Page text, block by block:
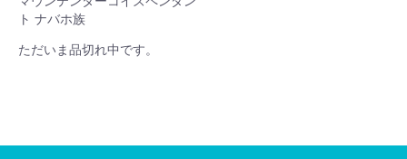
ト ナバホ族
ただいま品切れ中です。